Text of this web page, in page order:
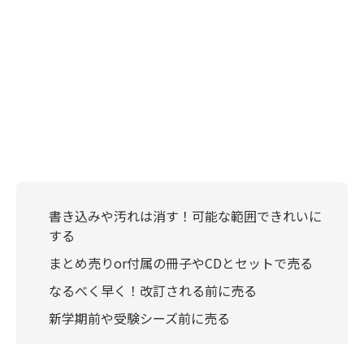
書き込みや汚れは消す！可能な範囲できれいに
する
まとめ売りor付属の冊子やCDとセットで売る
なるべく早く！改訂される前に売る
新学期前や受験シーズ前に売る